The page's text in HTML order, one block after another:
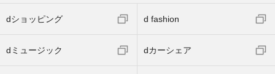
dショッピング d fashion
dミュージック dカーシェア